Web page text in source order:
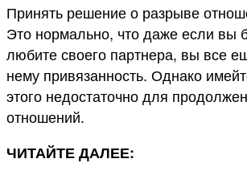
Принять решение о разрыве
Это нормально, что даже если вы
любите своего партнера, вы все
нему привязанность. Однако
этого недостаточно для
отношений.
ЧИТАЙТЕ ДАЛЕЕ: